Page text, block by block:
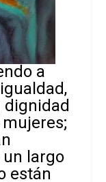
a
dignidad
largo
están